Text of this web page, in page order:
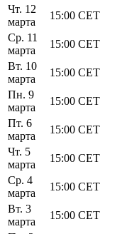
Чт. 12
марта
15:00 CET
Ср. 11
марта
15:00 CET
Вт. 10
марта
15:00 CET
Пн. 9
марта
15:00 CET
Пт. 6
марта
15:00 CET
Чт. 5
марта
15:00 CET
Ср. 4
марта
15:00 CET
Вт. 3
марта
15:00 CET